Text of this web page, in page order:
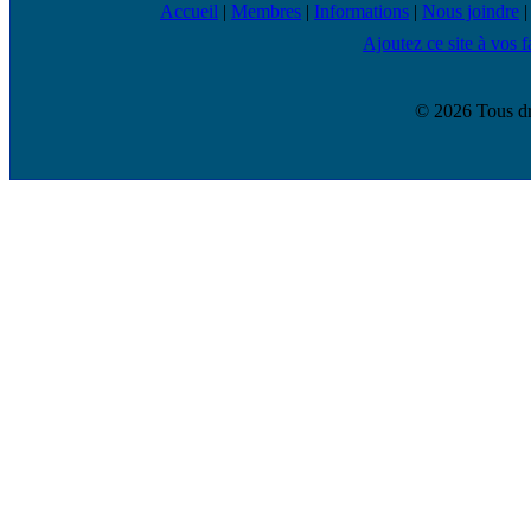
Accueil | Membres | Informations | Nous joindre |
Ajoutez ce site à vos
© 2026 Tous